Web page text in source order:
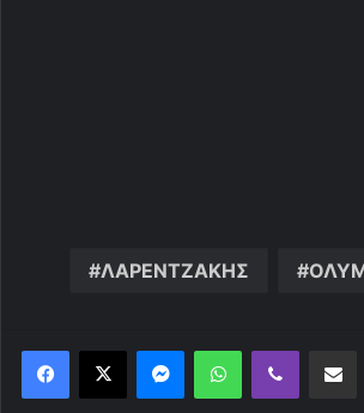
ΛΑΡΕΝΤΖΑΚΗΣ
MessengerWhatsAppViber